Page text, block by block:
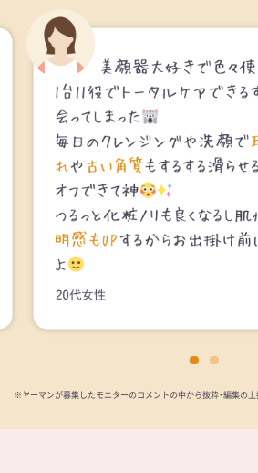
※ヤーマンが募集したモニターのコメントの中から抜粋・編集の